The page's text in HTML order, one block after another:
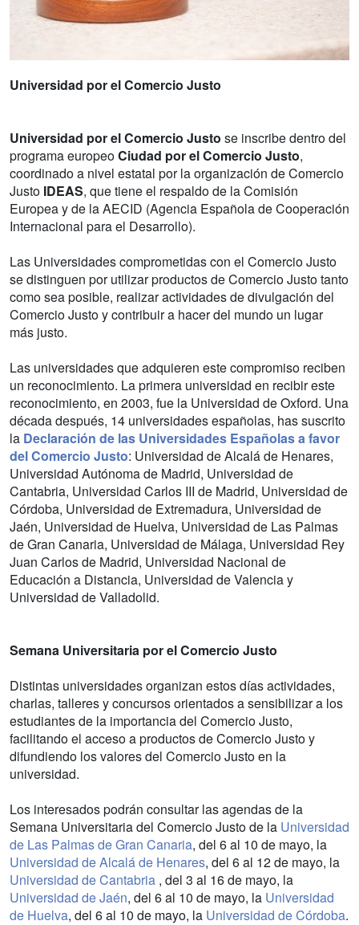
Universidad por el Comercio Justo
Universidad por el Comercio Justo se inscribe dentro del
programa europeoCiudad por el Comercio Justo,
coordinado a nivel estatal por la organización de Comercio
Justo IDEAS, que tiene el respaldo de la Comisión
Europea y de la AECID (Agencia Española de Cooperación
Internacional para el Desarrollo).
Las Universidades comprometidas con el Comercio Justo
se distinguen por utilizar productos de Comercio Justo tanto
como sea posible, realizar actividades de divulgación del
Comercio Justo y contribuir a hacer del mundo un lugar
más justo.
Las universidades que adquieren este compromiso reciben
un reconocimiento. La primera universidad en recibir este
reconocimiento, en 2003, fue la Universidad de Oxford. Una
década después, 14 universidades españolas, has suscrito
la Declaración de las Universidades Españolas a favor
del Comercio Justo: Universidad de Alcalá de Henares,
Universidad Autónoma de Madrid, Universidad de
Cantabria, Universidad Carlos III de Madrid, Universidad de
Córdoba, Universidad de Extremadura, Universidad de
Jaén, Universidad de Huelva, Universidad de Las Palmas
de Gran Canaria, Universidad de Málaga, Universidad Rey
Juan Carlos de Madrid, Universidad Nacional de
Educación a Distancia, Universidad de Valencia y
Universidad de Valladolid.
Semana Universitaria por el Comercio Justo
Distintas universidades organizan estos días actividades,
charlas, talleres y concursos orientados a sensibilizar a los
estudiantes de la importancia del Comercio Justo,
facilitando el acceso a productos de Comercio Justo y
difundiendo los valores del Comercio Justo en la
universidad.
Los interesados podrán consultar las agendas de la
Semana Universitaria del Comercio Justo de la Universidad
de Las Palmas de Gran Canaria, del 6 al 10 de mayo, la
Universidad de Alcalá de Henares, del 6 al 12 de mayo, la
Universidad de Cantabria , del 3 al 16 de mayo, la
Universidad de Jaén, del 6 al 10 de mayo, la Universidad
de Huelva, del 6 al 10 de mayo, la Universidad de Córdoba.